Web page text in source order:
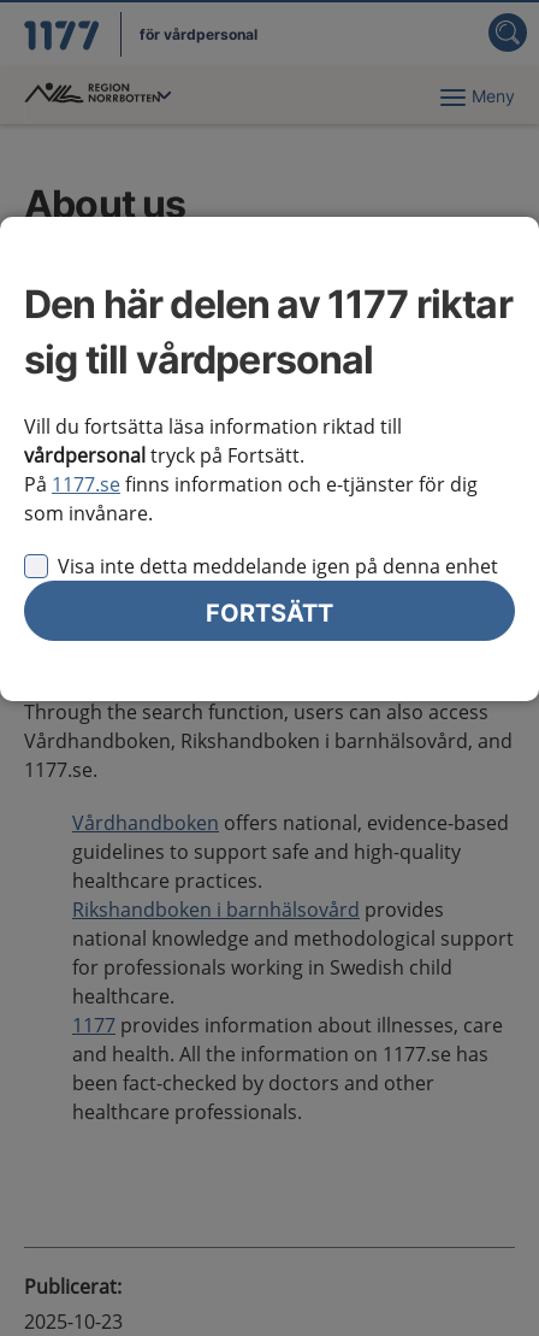
Den här delen av 1177 riktar
sig till vårdpersonal
Vill du fortsätta läsa information riktad till
vårdpersonaltryck på Fortsätt.
På 1177.sefinns information och e-tjänster för dig
som invånare.
Visa inte detta meddelande igen på denna enhet
FORTSÄTT
för vårdpersonal
Du har valt region Meny
About us
national system for knowledge-driven management in
Swedish healthcare. The website presents
information and knowledge support aimed at
healthcare professionals.
The purpose of 1177 for Healthcare Professionals is
to contribute to good and equitable care throughout
the country by offering the best available knowledge
in each individual healthcare meeting. The website is
under development.
For more information visitthe national system for
knowledge-driven management within Swedish
Through the search function, users can also access
Vårdhandboken, Rikshandboken i barnhälsovård, and
1177.se.
Vårdhandboken offers national, evidence-based
guidelines to support safe and high-quality
healthcare practices.
Rikshandboken i barnhälsovård provides
national knowledge and methodological support
for professionals working in Swedish child
healthcare.
1177 provides information about illnesses, care
and health. All the information on 1177.se has
been fact-checked by doctors and other
healthcare professionals.
Publicerat:
2025-10-23